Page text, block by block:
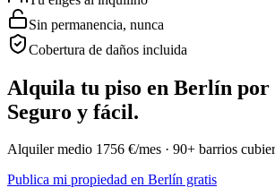
Sin permanencia, nunca
Cobertura de daños incluida
Alquila tu piso en Berlín por
Seguro y fácil.
Alquiler medio 1756 €/mes · 90+ barrios
Publica mi propiedad en Berlín gratis